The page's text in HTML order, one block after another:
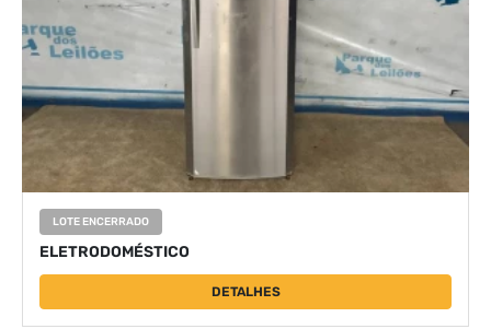
LOTE ENCERRADO
ELETRODOMÉSTICO
DETALHES